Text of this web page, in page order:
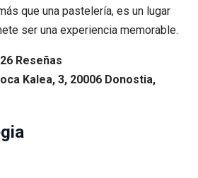
que una pastelería, es un lugar
ser una experiencia memorable.
Reseñas
Kalea, 3, 20006 Donostia,